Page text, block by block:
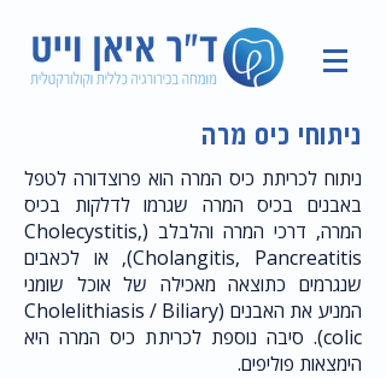
ניתוחי כיס מרה
ניתוח לכריתת כיס המרה הוא פרוצדורה לטפל
באבנים בכיס המרה שגרמו לדלקות בכיס
המרה, דרכי המרה והלבלב (Cholecystitis,
Cholangitis, Pancreatitis), או לכאבים
שנגרמים כתוצאה מאכילה של אוכל שומני
המניע את האבנים (Cholelithiasis / Biliary
colic). סיבה נוספת לכריתת כיס המרה היא
הימצאות פוליפים.